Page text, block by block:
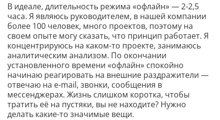
В идеале, длительность режима «офлайн» — 2-2,5
часа. Я являюсь руководителем, в нашей компании
более 100 человек, много проектов, поэтому на
своем опыте могу сказать, что принцип работает. Я
концентрируюсь на каком-то проекте, занимаюсь
аналитическим анализом. По окончании
установленного времени «офлайн» спокойно
начинаю реагировать на внешние раздражители —
отвечаю на e-mail, звонки, сообщения в
мессенджерах. Жизнь слишком коротка, чтобы
тратить её на пустяки, вы не находите? Нужно
делать какие-то значимые вещи.